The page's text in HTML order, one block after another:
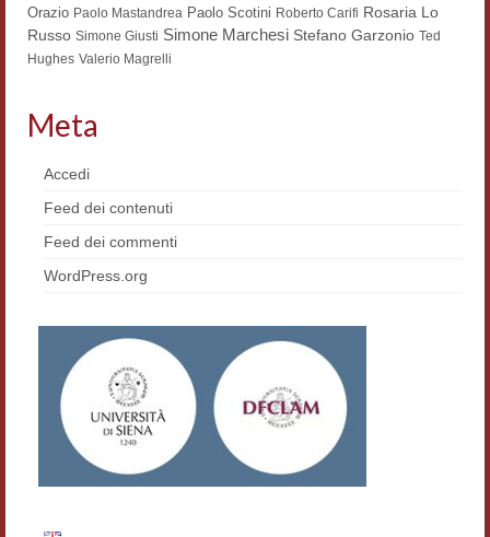
Atti di convegno
Semicerchio
Numeri
Saggi e testi online
Poesia inglese postcoloniale
Comitato scientifico
Norme etiche e redazionali
Orazio Paolo Mastandrea Paolo Scotini Roberto Carifi Rosaria Lo
Russo Simone Giusti Simone Marchesi Stefano Garzonio Ted
Hughes Valerio Magrelli
Meta
Accedi
Feed dei contenuti
Feed dei commenti
WordPress.org